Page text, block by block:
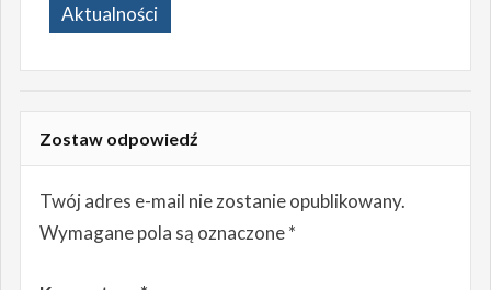
Aktualności
Zostaw odpowiedź
Twój adres e-mail nie zostanie opublikowany.
Wymagane pola są oznaczone*